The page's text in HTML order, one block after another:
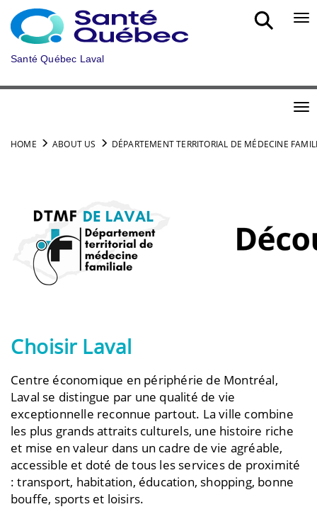
Skip to main content
Santé Québec Laval
HOME ABOUT US DÉPARTEMENT TERRITORIAL DE MÉDECINE
Choisir Laval
Centre économique en périphérie de Montréal,
Laval se distingue par une qualité de vie
exceptionnelle reconnue partout. La ville combine
les plus grands attraits culturels, une histoire riche
et mise en valeur dans un cadre de vie agréable,
accessible et doté de tous les services de proximité
: transport, habitation, éducation, shopping, bonne
bouffe, sports et loisirs.